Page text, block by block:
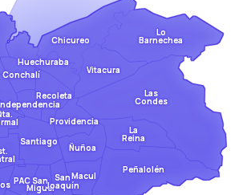
Chicureo
Santiago
Recoleta
Independencia
Conchalí
PACSan
Miguel
San
Joaquín
Providencia
Ñuñoa
La
Reina
Macul
Peñalolén
Las
Condes
Vitacura
Lo
Barnechea
Huechuraba